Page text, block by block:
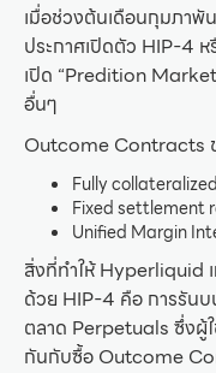
เมื่อช่วงต้นเดือนกุมภา
ประกาศเปิดตัว HIP-4
เปิด “Predition
อื่นๆ
Outcome Contracts
Fully collateralized
Fixed settlement
Unified Margin
สิ่งที่ทำให้ Hyperliquid
ด้วย HIP-4 คือ การรัน
ตลาด Perpetuals ซึ่งผู้
กันกับซื้อ Outcome